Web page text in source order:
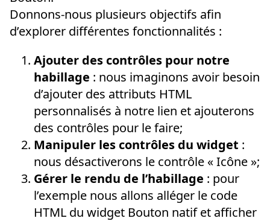
Donnons-nous plusieurs objectifs afin
d’explorer différentes fonctionnalités :
Ajouter des contrôles pour notre
habillage : nous imaginons avoir besoin
d’ajouter des attributs HTML
personnalisés à notre lien et ajouterons
des contrôles pour le faire;
Manipuler les contrôles du widget :
nous désactiverons le contrôle « Icône »;
Gérer le rendu de l’habillage : pour
l’exemple nous allons alléger le code
HTML du widget Bouton natif et afficher